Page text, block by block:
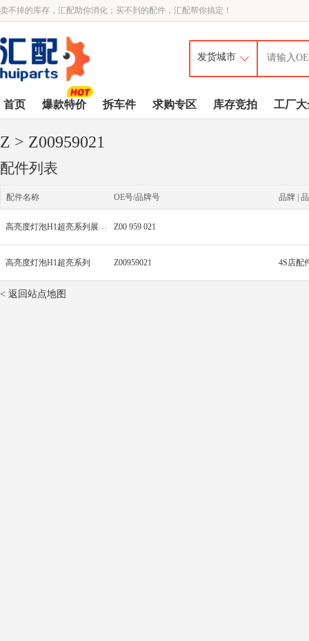
卖不掉的库存，汇配助你消化；买不到的配件，汇配帮你搞定！
首页 爆款特价 拆车件 求购专区 库存竞拍 工厂大
Z > Z00959021
配件列表
配件名称 OE号/品牌号 品牌 |
高亮度灯泡H1超亮系列展厅1 Z00 959 021
高亮度灯泡H1超亮系列 Z00959021 4S店配
< 返回站点地图